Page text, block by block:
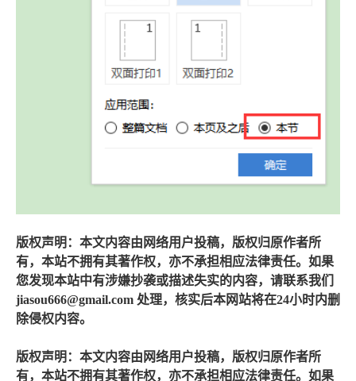
版权声明：本文内容由网络用户投稿，版权归原作者所
有，本站不拥有其著作权，亦不承担相应法律责任。如果
您发现本站中有涉嫌抄袭或描述失实的内容，请联系我们
jiasou666@gmail.com 处理，核实后本网站将在24小时内删
除侵权内容。
版权声明：本文内容由网络用户投稿，版权归原作者所
有，本站不拥有其著作权，亦不承担相应法律责任。如果